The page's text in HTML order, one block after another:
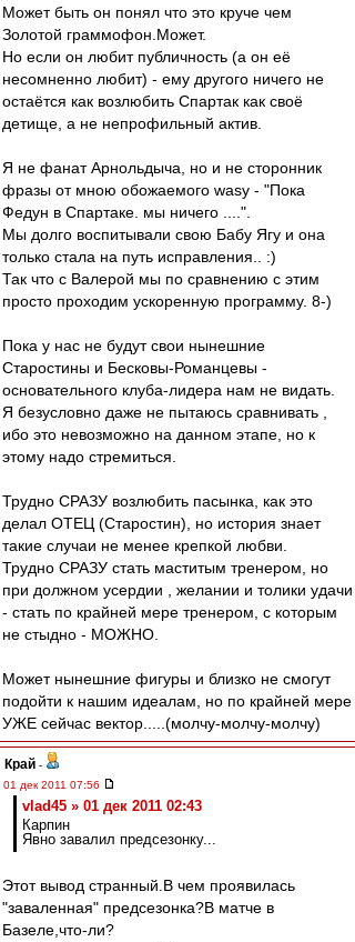
Может быть он понял что это круче чем
Золотой граммофон.Может.
Но если он любит публичность (а он её
несомненно любит) - ему другого ничего не
остаётся как возлюбить Спартак как своё
детище, а не непрофильный актив.
Я не фанат Арнольдыча, но и не сторонник
фразы от мною обожаемого wasy - "Пока
Федун в Спартаке. мы ничего ....".
Мы долго воспитывали свою Бабу Ягу и она
только стала на путь исправления.. :)
Так что с Валерой мы по сравнению с этим
просто проходим ускоренную программу. 8-)
Пока у нас не будут свои нынешние
Старостины и Бесковы-Романцевы -
основательного клуба-лидера нам не видать.
Я безусловно даже не пытаюсь сравнивать ,
ибо это невозможно на данном этапе, но к
этому надо стремиться.
Трудно СРАЗУ возлюбить пасынка, как это
делал ОТЕЦ (Старостин), но история знает
такие случаи не менее крепкой любви.
Трудно СРАЗУ стать маститым тренером, но
при должном усердии , желании и толики удачи
- стать по крайней мере тренером, с которым
не стыдно - МОЖНО.
Может нынешние фигуры и близко не смогут
подойти к нашим идеалам, но по крайней мере
УЖЕ сейчас вектор.....(молчу-молчу-молчу)
Край -
01 дек 2011 07:56
vlad45 » 01 дек 2011 02:43
Карпин
Явно завалил предсезонку...
Этот вывод странный.В чем проявилась
"заваленная" предсезонка?В матче в
Базеле,что-ли?